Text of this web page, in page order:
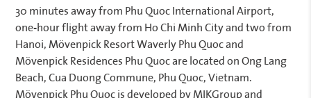
30 minutes away from Phu Quoc International Airport,
one-hour flight away from Ho Chi Minh City and two from
Hanoi, Mövenpick Resort Waverly Phu Quoc and
Mövenpick Residences Phu Quoc are located on Ong Lang
Beach, Cua Duong Commune, Phu Quoc, Vietnam.
Mövenpick Phu Quoc is developed by MIKGroup and